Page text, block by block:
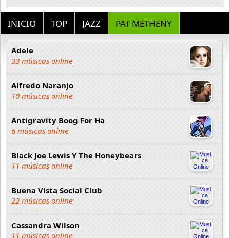
INICIO TOP JAZZ PAT METHENY
Adele
33 músicas online
Alfredo Naranjo
10 músicas online
Antigravity Boog For Ha
6 músicas online
Black Joe Lewis Y The Honeybears
11 músicas online
Buena Vista Social Club
22 músicas online
Cassandra Wilson
11 músicas online